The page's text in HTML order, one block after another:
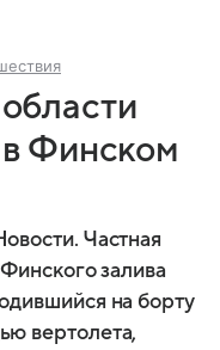
в Финском
Частная
залива
на борту
вертолета,